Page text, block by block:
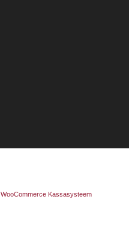
WooCommerce Kassasysteem